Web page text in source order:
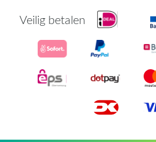
Veilig betalen